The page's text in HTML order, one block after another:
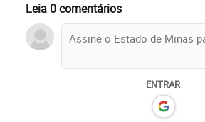
Leia 0 comentários
ENTRAR